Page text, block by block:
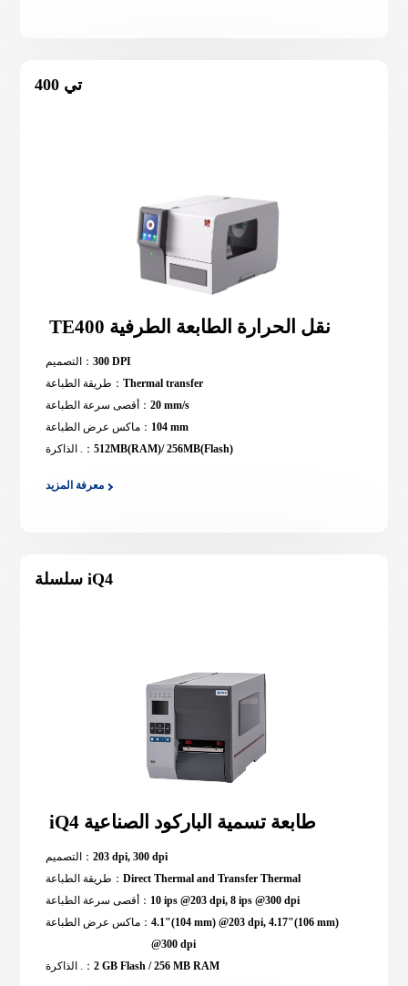
تي 400
TE400 نقل الحرارة الطابعة الطرفية
التصميم：300 DPI
طريقة الطباعة：Thermal transfer
أقصى سرعة الطباعة：20 mm/s
ماكس عرض الطباعة： 104 mm
الذاكرة .：512MB(RAM)/ 256MB(Flash)
معرفة المزيد
سلسلة iQ4
iQ4 طابعة تسمية الباركود الصناعية
التصميم：203 dpi, 300 dpi
طريقة الطباعة：Direct Thermal and Transfer Thermal
أقصى سرعة الطباعة： 10 ips @203 dpi, 8 ips @300 dpi
ماكس عرض الطباعة：4.1"(104 mm) @203 dpi, 4.17"(106 mm)
@300 dpi
الذاكرة .：2 GB Flash / 256 MB RAM